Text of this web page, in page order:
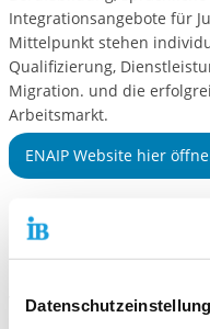
Integrationsangebote für
Mittelpunkt stehen
Qualifizierung,
Migration. und die
Arbeitsmarkt.
ENAIP Website hier
IB Polska – Polen
vielfältige Soziale,